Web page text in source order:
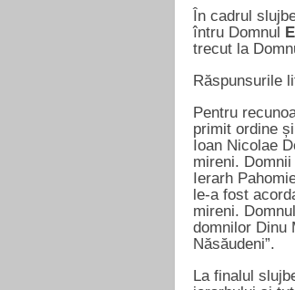
În cadrul
întru Domnul
trecut la
Răspunsurile
Pentru
primit ordine
Ioan Nicolae
mireni.
Ierarh
le-a fost
mireni.
domnilor Dinu
Năsăudeni”.
La finalul